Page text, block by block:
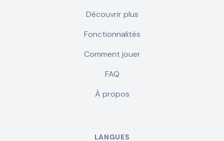
Découvrir plus
Fonctionnalités
Comment jouer
FAQ
À propos
LANGUES